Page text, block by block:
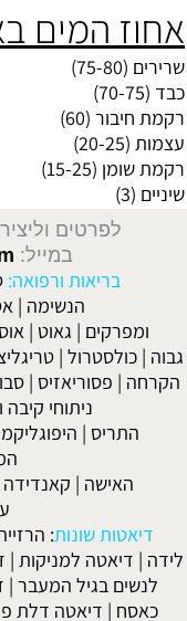
אחוז המים
שרירים (75-80)
כבד (70-75)
רקמת חיבור (60)
עצמות (20-25)
רקמת שומן (15-25)
שיניים (3)
לפרטים וליצירת קשר
במייל:
בריאות ורפואה:
הנשימה |
ומפרקים | גאוט |
גבוה |כולסטרול |
הקרחה | פסוריאזיס |
ניתוחי קיבה
התריס |
האישה | קאנדידה
דיאטות שונות:
לידה | דיאטה למניקות |
לנשים בגיל המעבר |
כאסח | דיאטה דלת